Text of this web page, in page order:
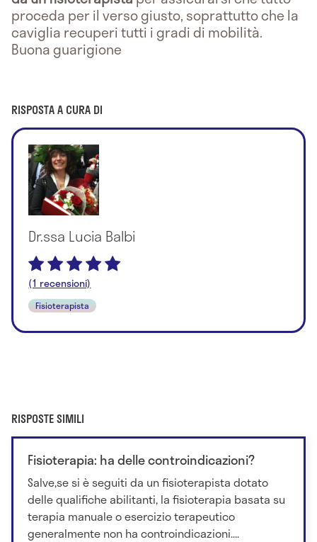
proceda per il verso giusto, soprattutto che la
caviglia recuperi tutti i gradi di mobilità.
Buona guarigione
RISPOSTA A CURA DI
Dr.ssa Lucia Balbi
(1 recensioni)
Fisioterapista
RISPOSTE SIMILI
Fisioterapia: ha delle controindicazioni?
Salve,se si è seguiti da un fisioterapista dotato
delle qualifiche abilitanti, la fisioterapia basata su
terapia manuale o esercizio terapeutico
generalmente non ha controindicazioni....